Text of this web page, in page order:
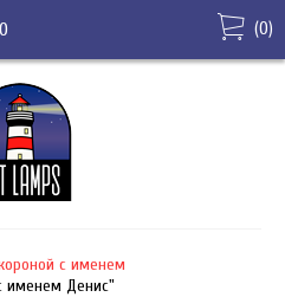
(0)
с именем
именем Денис"